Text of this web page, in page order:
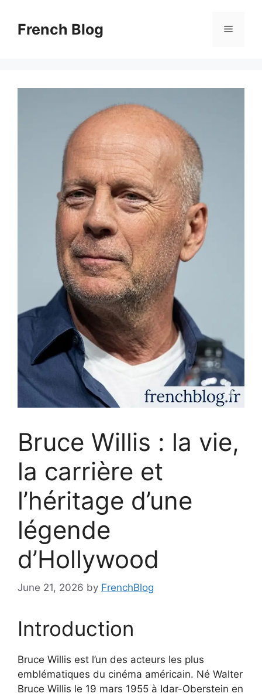
contentFrench Blog Menu
Bruce Willis : la vie,
la carrière et
l’héritage d’une
légende
d’Hollywood
June 21, 2026 by FrenchBlog
Introduction
Bruce Willis est l’un des acteurs les plus
emblématiques du cinéma américain. Né Walter
Bruce Willis le 19 mars 1955 à Idar-Oberstein en